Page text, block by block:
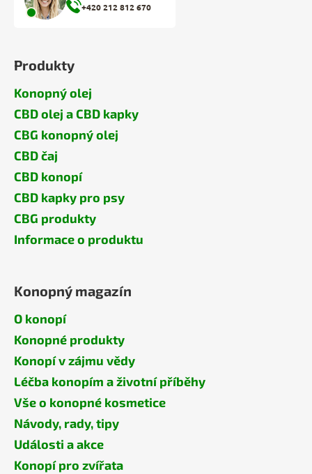
+420 212 812 670
Produkty
Konopný olej
CBD olej a CBD kapky
CBG konopný olej
CBD čaj
CBD konopí
CBD kapky pro psy
CBG produkty
Informace o produktu
Konopný magazín
O konopí
Konopné produkty
Konopí v zájmu vědy
Léčba konopím a životní příběhy
Vše o konopné kosmetice
Návody, rady, tipy
Události a akce
Konopí pro zvířata